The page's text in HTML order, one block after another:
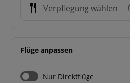
Verpflegung wählen
Flüge anpassen
Nur Direktflüge